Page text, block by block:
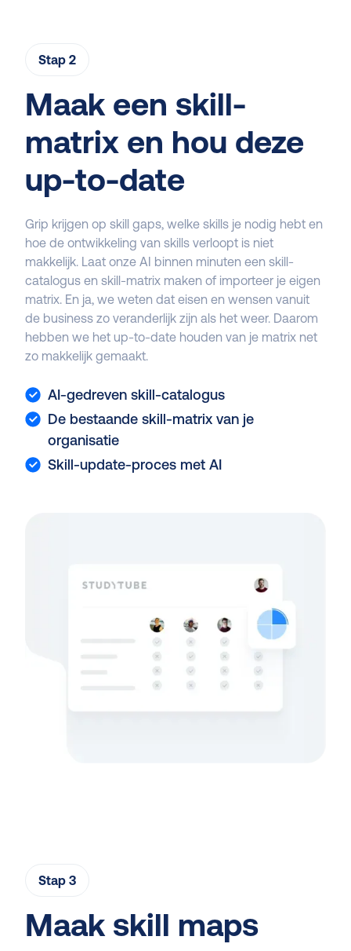
Stap 2
Maak een skill-
matrix en hou deze
up-to-date
Grip krijgen op skill gaps, welke skills je nodig hebt en
hoe de ontwikkeling van skills verloopt is niet
makkelijk. Laat onze AI binnen minuten een skill-
catalogus en skill-matrix maken of importeer je eigen
matrix. En ja, we weten dat eisen en wensen vanuit
de business zo veranderlijk zijn als het weer. Daarom
hebben we het up-to-date houden van je matrix net
zo makkelijk gemaakt.
AI-gedreven skill-catalogus
De bestaande skill-matrix van je
organisatie
Skill-update-proces met AI
Stap 3
Maak skill maps